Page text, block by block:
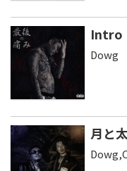
Intro
Dowg
月と